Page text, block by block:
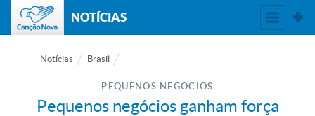
NOTÍCIAS
Notícias Brasil
PEQUENOS NEGÓCIOS
Pequenos negócios ganham força